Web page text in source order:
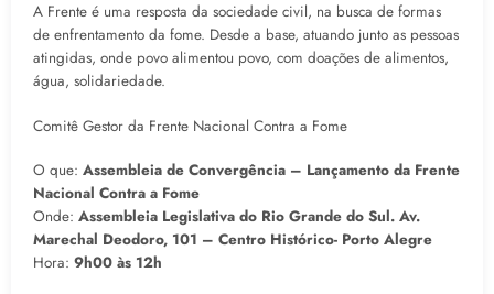
A Frente é uma resposta da sociedade civil, na busca de formas
de enfrentamento da fome. Desde a base, atuando junto as pessoas
atingidas, onde povo alimentou povo, com doações de alimentos,
água, solidariedade.
Comitê Gestor da Frente Nacional Contra a Fome
O que: Assembleia de Convergência – Lançamento da Frente
Nacional Contra a Fome
Onde: Assembleia Legislativa do Rio Grande do Sul. Av.
Marechal Deodoro, 101 – Centro Histórico- Porto Alegre
Hora: 9h00 às 12h